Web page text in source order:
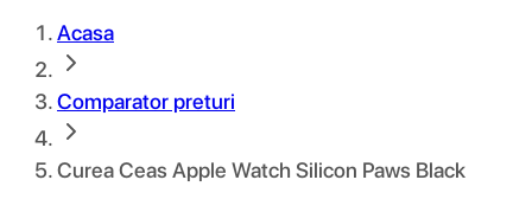
Acasa
Comparator preturi
Curea Ceas Apple Watch Silicon Paws Black